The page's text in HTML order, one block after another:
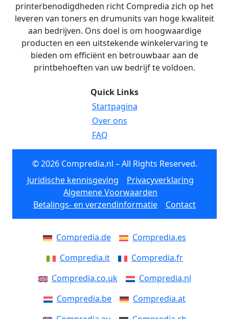
printerbenodigdheden richt Compredia zich op het
leveren van toners en drumunits van hoge kwaliteit
aan bedrijven. Ons doel is om hoogwaardige
producten en een uitstekende winkelervaring te
bieden om efficiënt en betrouwbaar aan de
printbehoeften van uw bedrijf te voldoen.
Quick Links
Startpagina
Over ons
FAQ
© 2026 Compredia.nl – All Rights Reserved.
Juridische kennisgeving
Privacyverklaring
Algemene Voorwaarden
Betalings- en verzendinformatie
Contact
Compredia.de
Compredia.es
Compredia.it
Compredia.fr
Compredia.co.uk
Compredia.nl
Compredia.be
Compredia.at